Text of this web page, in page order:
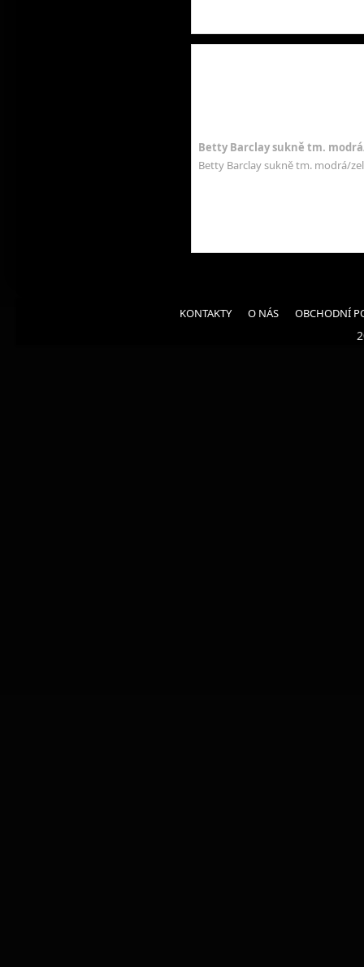
Betty Barclay sukně tm.
Betty Barclay sukně tm. modrá/
KONTAKTY O NÁS OBCHODNÍ